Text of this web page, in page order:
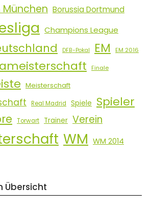
München Borussia Dortmund
Champions League
DFB-Pokal EM EM 2016
Finale
Meisterschaft
Real Madrid Spiele Spieler
Torwart Trainer Verein
WM WM 2014
Übersicht